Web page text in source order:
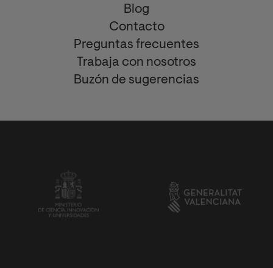
Blog
Contacto
Preguntas frecuentes
Trabaja con nosotros
Buzón de sugerencias